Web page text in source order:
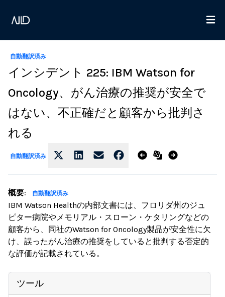
自動翻訳済み
インシデント 225: IBM Watson for
Oncology、がん治療の推奨が安全で
はない、不正確だと顧客から批判さ
れる
自動翻訳済み
概要: 自動翻訳済み
IBM Watson Healthの内部文書には、フロリダ州のジュ
ピター病院やメモリアル・スローン・ケタリングなどの
顧客から、同社のWatson for Oncology製品が安全性に欠
け、誤ったがん治療の推奨をしていると批判する否定的
な評価が記載されている。
ツール